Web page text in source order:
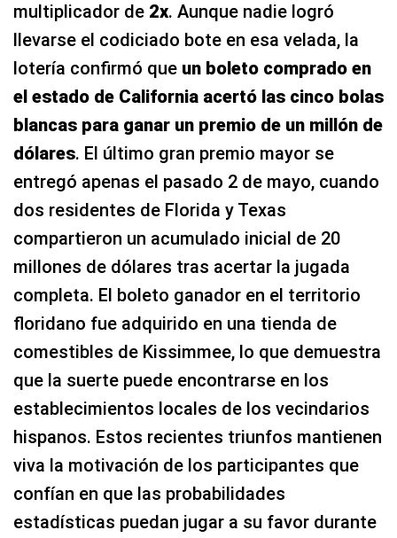
multiplicador de 2x. Aunque nadie logró
llevarse el codiciado bote en esa velada, la
lotería confirmó que un boleto comprado en
el estado de California acertó las cinco bolas
blancas para ganar un premio de un millón de
dólares. El último gran premio mayor se
entregó apenas el pasado 2 de mayo, cuando
dos residentes de Florida y Texas
compartieron un acumulado inicial de 20
millones de dólares tras acertar la jugada
completa. El boleto ganador en el territorio
floridano fue adquirido en una tienda de
comestibles de Kissimmee, lo que demuestra
que la suerte puede encontrarse en los
establecimientos locales de los vecindarios
hispanos. Estos recientes triunfos mantienen
viva la motivación de los participantes que
confían en que las probabilidades
estadísticas puedan jugar a su favor durante